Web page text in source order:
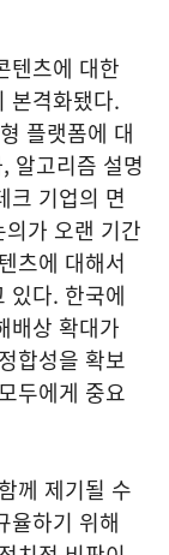
텐츠에 대한
본격화됐다.
플랫폼에 대
알고리즘 설명
크 기업의 면
가 오랜 기간
츠에 대해서
있다. 한국에
배상 확대가
합성을 확보
두에게 중요
께 제기될 수
율하기 위해